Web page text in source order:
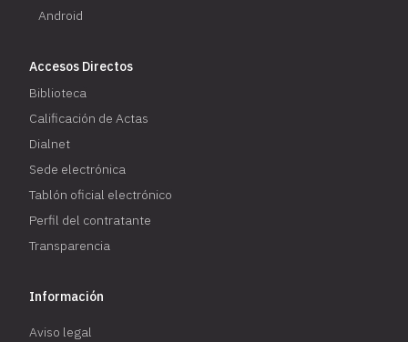
Android
Accesos Directos
Biblioteca
Calificación de Actas
Dialnet
Sede electrónica
Tablón oficial electrónico
Perfil del contratante
Transparencia
Información
Aviso legal